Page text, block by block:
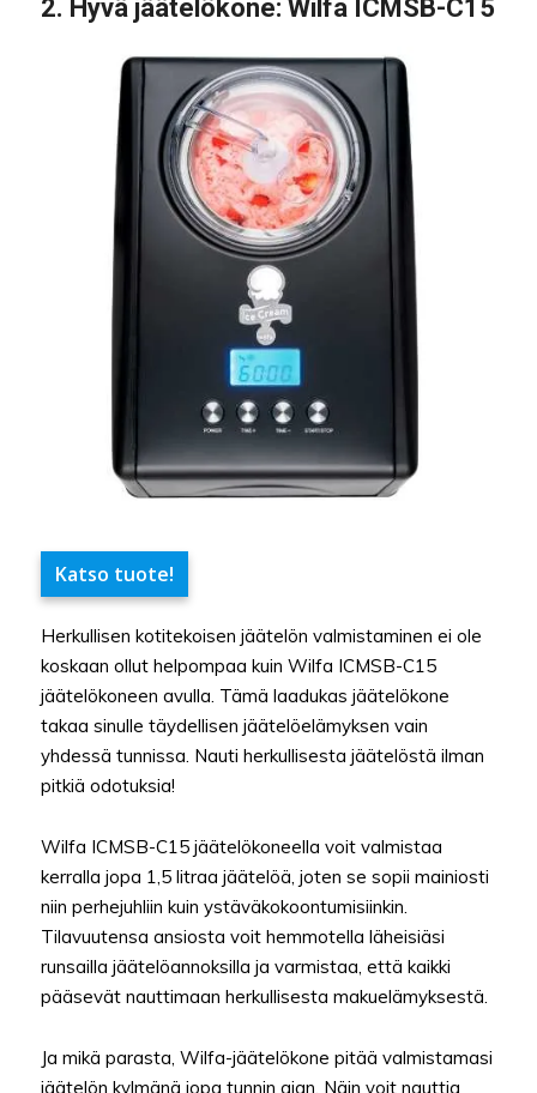
2. Hyvä jäätelökone: Wilfa ICMSB-C15
Katso tuote!
Herkullisen kotitekoisen jäätelön valmistaminen ei ole
koskaan ollut helpompaa kuin Wilfa ICMSB-C15
jäätelökoneen avulla. Tämä laadukas jäätelökone
takaa sinulle täydellisen jäätelöelämyksen vain
yhdessä tunnissa. Nauti herkullisesta jäätelöstä ilman
pitkiä odotuksia!
Wilfa ICMSB-C15 jäätelökoneella voit valmistaa
kerralla jopa 1,5 litraa jäätelöä, joten se sopii mainiosti
niin perhejuhliin kuin ystäväkokoontumisiinkin.
Tilavuutensa ansiosta voit hemmotella läheisiäsi
runsailla jäätelöannoksilla ja varmistaa, että kaikki
pääsevät nauttimaan herkullisesta makuelämyksestä.
Ja mikä parasta, Wilfa-jäätelökone pitää valmistamasi
jäätelön kylmänä jopa tunnin ajan. Näin voit nauttia